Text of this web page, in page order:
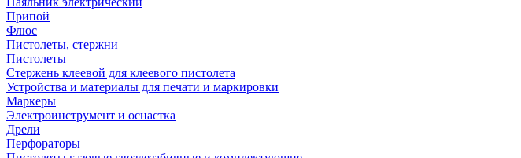
Припой
Флюс
Пистолеты, стержни
Пистолеты
Стержень клеевой для клеевого пистолета
Устройства и материалы для печати и маркировки
Маркеры
Электроинструмент и оснастка
Дрели
Перфораторы